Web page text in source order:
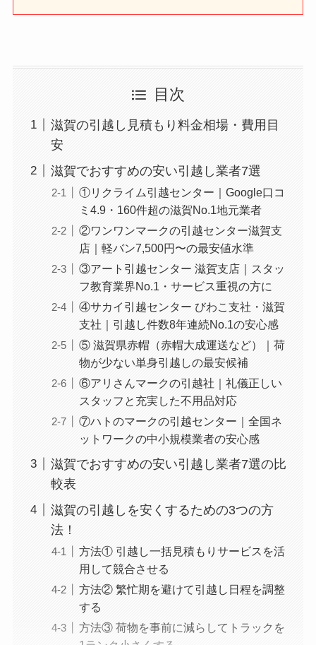
目次
滋賀の引越し見積もり料金相場・費用目
安
滋賀でおすすめの安い引越し業者7選
①リクライム引越センター｜Google口コ
ミ4.9・160件超の滋賀No.1地元業者
②ワンワンマークの引越センター滋賀支
店｜軽バン7,500円〜の最安値水準
③アート引越センター 滋賀支店｜スタッ
フ教育業界No.1・サービス重視の方に
④サカイ引越センター びわこ支社・滋賀
支社｜引越し件数8年連続No.1の安心感
⑤ 滋賀県赤帽（赤帽大成運送など）｜荷
物が少ない単身引越しの最安候補
⑥アリさんマークの引越社｜礼儀正しい
スタッフと充実した不用品対応
⑦ハトのマークの引越センター｜全国ネ
ットワークの中小規模業者の安心感
滋賀でおすすめの安い引越し業者7選の比
較表
滋賀の引越しを安くするための3つの方
法！
方法① 引越し一括見積もりサービスを活
用して競合させる
方法② 繁忙期を避けて引越し日程を調整
する
方法③ 荷物を事前に減らしてトラックを